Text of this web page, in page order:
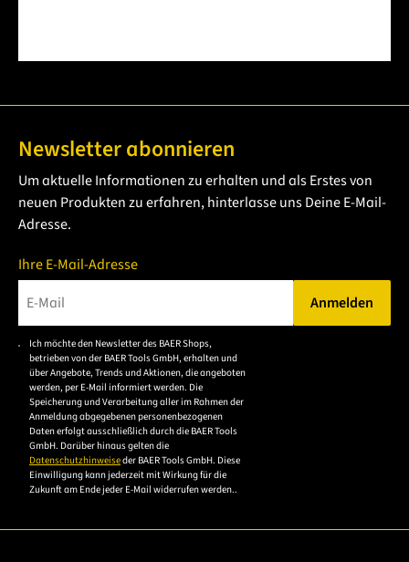
Newsletter abonnieren
Um aktuelle Informationen zu erhalten und als Erstes von
neuen Produkten zu erfahren, hinterlasse uns Deine E-Mail-
Adresse.
Ihre E-Mail-Adresse
Bitte geben Sie eine gültige E-Mail-Adresse ein.
Anmelden
Ich möchte den Newsletter des BAER Shops,
betrieben von der BAER Tools GmbH, erhalten und
über Angebote, Trends und Aktionen, die angeboten
werden, per E-Mail informiert werden. Die
Speicherung und Verarbeitung aller im Rahmen der
Anmeldung abgegebenen personenbezogenen
Daten erfolgt ausschließlich durch die BAER Tools
GmbH. Darüber hinaus gelten die
Datenschutzhinweiseder BAER Tools GmbH. Diese
Einwilligung kann jederzeit mit Wirkung für die
Zukunft am Ende jeder E-Mail widerrufen werden..